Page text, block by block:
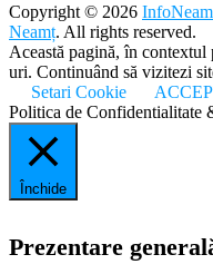
Copyright © 2026
Neamț. All rights reserved.
Această pagină, în
uri. Continuând să vizitezi
Setari Cookie
Politica de Confidentialitate
Închide
Prezentare